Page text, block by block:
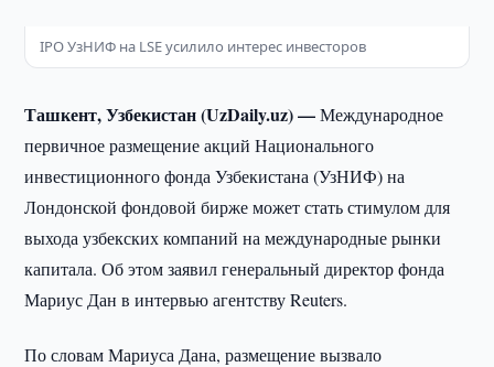
IPO УзНИФ на LSE усилило интерес инвесторов
Ташкент, Узбекистан (UzDaily.uz) —Международное
первичное размещение акций Национального
инвестиционного фонда Узбекистана (УзНИФ) на
Лондонской фондовой бирже может стать стимулом для
выхода узбекских компаний на международные рынки
капитала. Об этом заявил генеральный директор фонда
Мариус Дан в интервью агентству Reuters.
По словам Мариуса Дана, размещение вызвало